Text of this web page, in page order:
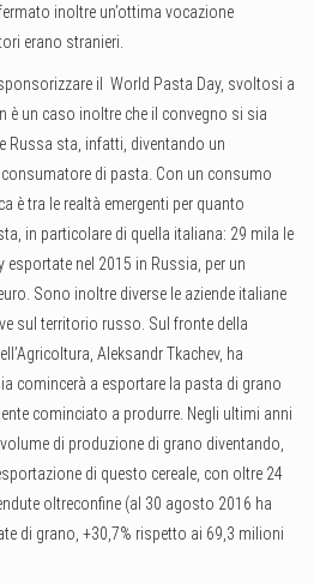
inoltre un’ottima vocazione
erano stranieri.
il World Pasta Day, svoltosi a
è un caso inoltre che il convegno si sia
Russa sta, infatti, diventando un
di pasta. Con un consumo
è tra le realtà emergenti per quanto
in particolare di quella italiana: 29 mila le
nel 2015 in Russia, per un
Sono inoltre diverse le aziende italiane
sul territorio russo. Sul fronte della
Aleksandr Tkachev, ha
comincerà a esportare la pasta di grano
cominciato a produrre. Negli ultimi anni
di produzione di grano diventando,
di questo cereale, con oltre 24
oltreconfine (al 30 agosto 2016 ha
di grano, +30,7% rispetto ai 69,3 milioni